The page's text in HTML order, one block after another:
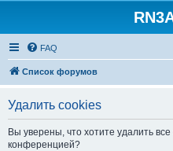
FAQ
Список форумов
Удалить cookies
Вы уверены, что хотите удалить
конференцией?